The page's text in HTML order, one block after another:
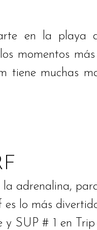
en la playa
momentos
tiene muchas
la adrenalina,
es lo más
y SUP # 1 en